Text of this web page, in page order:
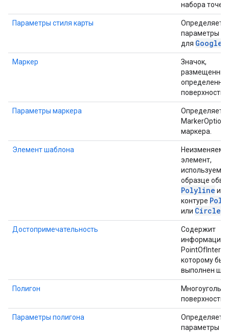
набора точек
Параметры стиля карты
Определяет
параметры
для Google
Маркер
Значок,
поверхности
Параметры маркера
Определяет
маркера.
Элемент шаблона
элемент,
образце
Polyline или
контуре
или Circle
Достопримечательность
Содержит
информацию
которому был
выполнен
Полигон
поверхности
Параметры полигона
Определяет
параметры